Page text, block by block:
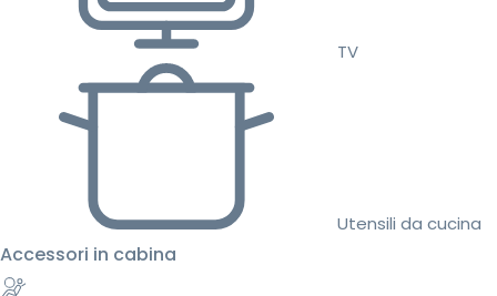
TV
Utensili da cucina
Accessori in cabina